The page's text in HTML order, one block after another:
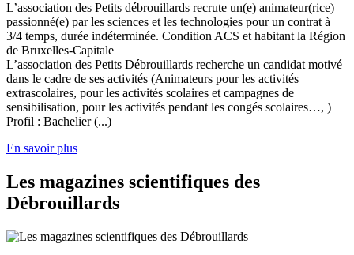
L’association des Petits débrouillards recrute un(e) animateur(rice)
passionné(e) par les sciences et les technologies pour un contrat à
3/4 temps, durée indéterminée. Condition ACS et habitant la Région
de Bruxelles-Capitale
L’association des Petits Débrouillards recherche un candidat motivé
dans le cadre de ses activités (Animateurs pour les activités
extrascolaires, pour les activités scolaires et campagnes de
sensibilisation, pour les activités pendant les congés scolaires…, )
Profil : Bachelier (...)
En savoir plus
Les magazines scientifiques des
Débrouillards